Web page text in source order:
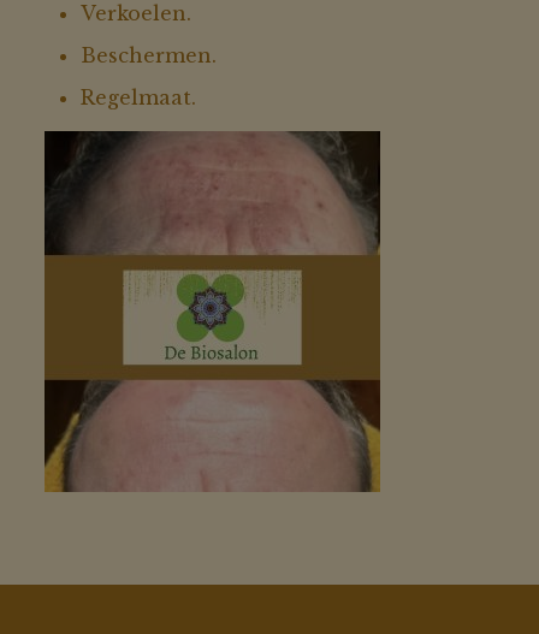
Verkoelen.
Beschermen.
Regelmaat.